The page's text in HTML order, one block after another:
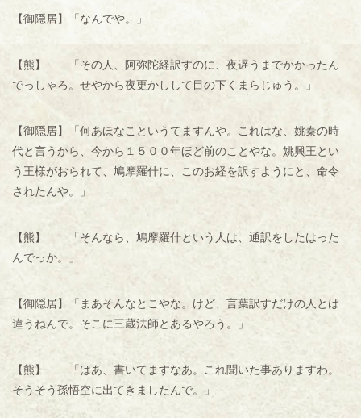
【御隠居】「なんでや。」
【熊】 「その人、阿弥陀経訳すのに、夜遅うまでかかったん
でっしゃろ。せやから夜更かしして目の下くまらじゅう。」
【御隠居】「何あほなこというてますんや。これはな、姚秦の時
代と言うから、今から１５００年ほど前のことやな。姚興王とい
う王様がおられて、鳩摩羅什に、このお経を訳すようにと、命令
されたんや。」
【熊】 「そんなら、鳩摩羅什という人は、通訳をしたはった
んでっか。」
【御隠居】「まあそんなとこやな。けど、言葉訳すだけの人とは
違うねんで。そこに三蔵法師とあるやろう。」
【熊】 「はあ、書いてますなあ。これ聞いた事ありますわ。
そうそう孫悟空に出てきましたんで。」